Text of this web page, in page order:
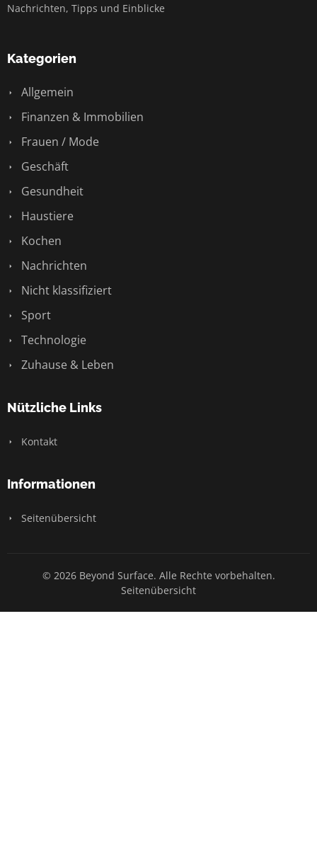
Nachrichten, Tipps und Einblicke
Kategorien
Allgemein
Finanzen & Immobilien
Frauen / Mode
Geschäft
Gesundheit
Haustiere
Kochen
Nachrichten
Nicht klassifiziert
Sport
Technologie
Zuhause & Leben
Nützliche Links
Kontakt
Informationen
Seitenübersicht
© 2026 Beyond Surface. Alle Rechte vorbehalten.
Seitenübersicht